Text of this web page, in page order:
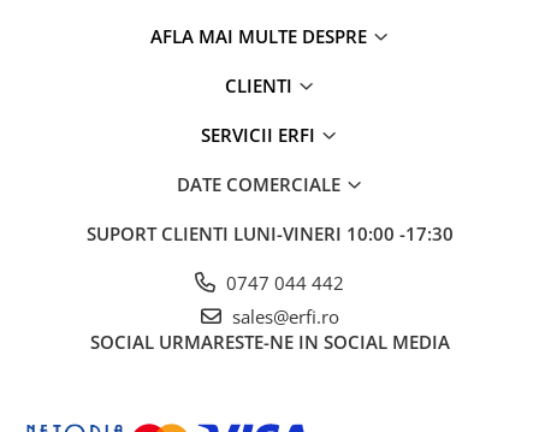
AFLA MAI MULTE DESPRE
CLIENTI
SERVICII ERFI
DATE COMERCIALE
SUPORT CLIENTI LUNI-VINERI 10:00 -17:30
0747 044 442
sales@erfi.ro
SOCIAL URMARESTE-NE IN SOCIAL MEDIA